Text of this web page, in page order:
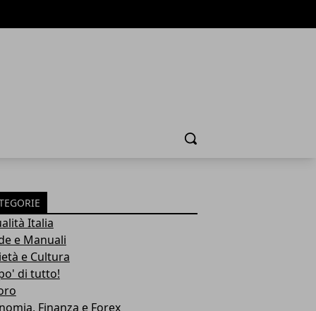
Cerca
Italia
e Manuali
e Cultura
di tutto!
Finanza e Forex